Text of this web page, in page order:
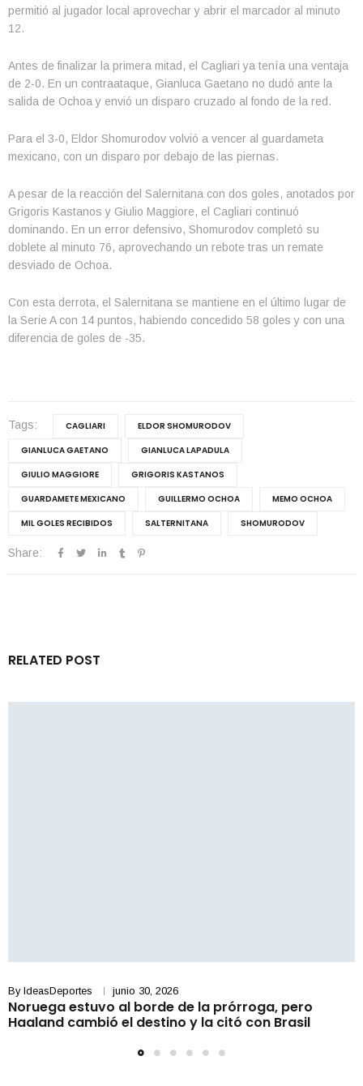
permitió al jugador local aprovechar y abrir el marcador al minuto
12.
Antes de finalizar la primera mitad, el Cagliari ya tenía una ventaja
de 2-0. En un contraataque, Gianluca Gaetano no dudó ante la
salida de Ochoa y envió un disparo cruzado al fondo de la red.
Para el 3-0, Eldor Shomurodov volvió a vencer al guardameta
mexicano, con un disparo por debajo de las piernas.
A pesar de la reacción del Salernitana con dos goles, anotados por
Grigoris Kastanos y Giulio Maggiore, el Cagliari continuó
dominando. En un error defensivo, Shomurodov completó su
doblete al minuto 76, aprovechando un rebote tras un remate
desviado de Ochoa.
Con esta derrota, el Salernitana se mantiene en el último lugar de
la Serie A con 14 puntos, habiendo concedido 58 goles y con una
diferencia de goles de -35.
Tags: CAGLIARI
ELDOR SHOMURODOV
GIANLUCA GAETANO
GIANLUCA LAPADULA
GIULIO MAGGIORE
GRIGORIS KASTANOS
GUARDAMETE MEXICANO
GUILLERMO OCHOA
MEMO OCHOA
MIL GOLES RECIBIDOS
SALTERNITANA SHOMURODOV
Share:
RELATED POST
By IdeasDeportes junio 30, 2026
Noruega estuvo al borde de la prórroga, pero
Haaland cambió el destino y la citó con Brasil